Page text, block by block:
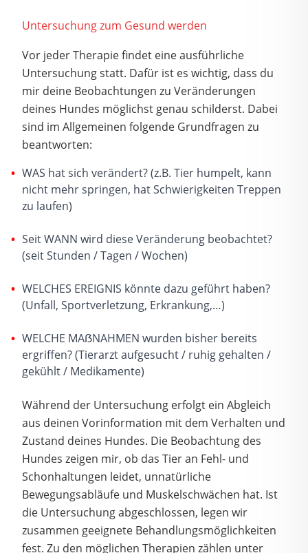
Untersuchung zum Gesund werden
Vor jeder Therapie findet eine ausführliche
Untersuchung statt. Dafür ist es wichtig, dass du
mir deine Beobachtungen zu Veränderungen
deines Hundes möglichst genau schilderst. Dabei
sind im Allgemeinen folgende Grundfragen zu
beantworten:
WAS hat sich verändert? (z.B. Tier humpelt, kann
nicht mehr springen, hat Schwierigkeiten Treppen
zu laufen)
Seit WANN wird diese Veränderung beobachtet?
(seit Stunden / Tagen / Wochen)
WELCHES EREIGNIS könnte dazu geführt haben?
(Unfall, Sportverletzung, Erkrankung,…)
WELCHE MAẞNAHMEN wurden bisher bereits
ergriffen? (Tierarzt aufgesucht / ruhig gehalten /
gekühlt / Medikamente)
Während der Untersuchung erfolgt ein Abgleich
aus deinen Vorinformation mit dem Verhalten und
Zustand deines Hundes. Die Beobachtung des
Hundes zeigen mir, ob das Tier an Fehl- und
Schonhaltungen leidet, unnatürliche
Bewegungsabläufe und Muskelschwächen hat. Ist
die Untersuchung abgeschlossen, legen wir
zusammen geeignete Behandlungsmöglichkeiten
fest. Zu den möglichen Therapien zählen unter